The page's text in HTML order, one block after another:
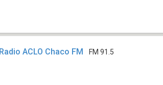
Radio ACLO Chaco FM FM 91.5